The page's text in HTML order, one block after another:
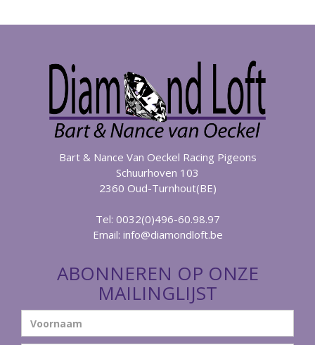
Bart & Nance Van Oeckel Racing Pigeons
Schuurhoven 103
2360 Oud-Turnhout(BE)
Tel: 0032(0)496-60.98.97
Email: info@diamondloft.be
ABONNEREN OP ONZE
MAILINGLIJST